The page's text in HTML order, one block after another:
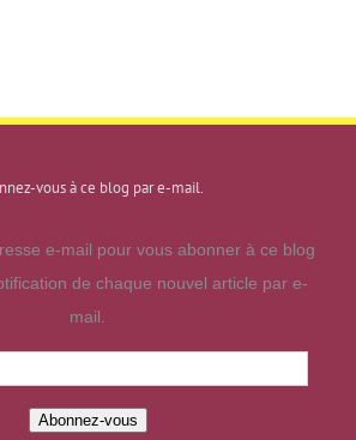
vous à ce blog par e-mail.
e-mail pour vous abonner à ce blog
de chaque nouvel article par e-
mail.
Abonnez-vous